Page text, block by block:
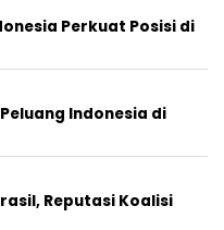
Perkuat Posisi di
Indonesia di
Reputasi Koalisi